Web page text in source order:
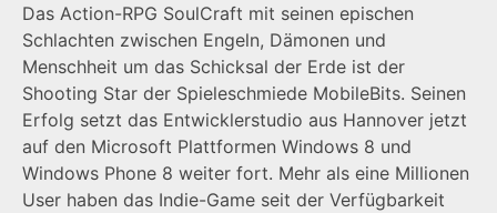
Das Action-RPG SoulCraft mit seinen epischen
Schlachten zwischen Engeln, Dämonen und
Menschheit um das Schicksal der Erde ist der
Shooting Star der Spieleschmiede MobileBits. Seinen
Erfolg setzt das Entwicklerstudio aus Hannover jetzt
auf den Microsoft Plattformen Windows 8 und
Windows Phone 8 weiter fort. Mehr als eine Millionen
User haben das Indie-Game seit der Verfügbarkeit